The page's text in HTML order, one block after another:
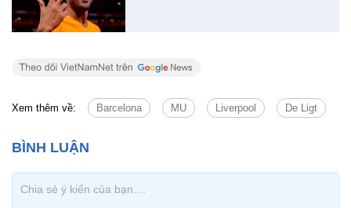
Xem thêm về: Barcelona MU Liverpool De Ligt